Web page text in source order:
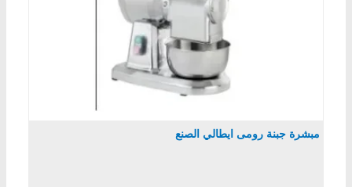
مبشرة جبنة رومى ايطالي الصنع